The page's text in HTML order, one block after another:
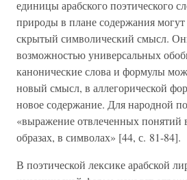
единицы арабского поэтического
природы в плане содержания могут
скрытый символический смысл.
возможностью универсальных
канонические слова и формулы
новый смысл, в аллегорической
новое содержание. Для народной
«выражение отвлеченных понятий
образах, в символах» [44, с. 81-84].
В поэтической лексике арабской